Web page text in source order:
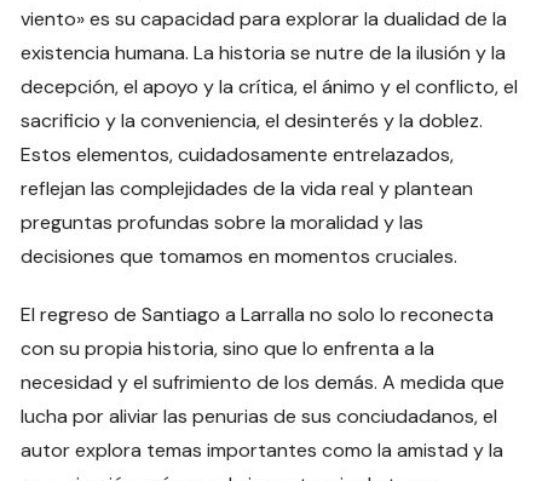
viento» es su capacidad para explorar la dualidad de la
existencia humana. La historia se nutre de la ilusión y la
decepción, el apoyo y la crítica, el ánimo y el conflicto, el
sacrificio y la conveniencia, el desinterés y la doblez.
Estos elementos, cuidadosamente entrelazados,
reflejan las complejidades de la vida real y plantean
preguntas profundas sobre la moralidad y las
decisiones que tomamos en momentos cruciales.
El regreso de Santiago a Larralla no solo lo reconecta
con su propia historia, sino que lo enfrenta a la
necesidad y el sufrimiento de los demás. A medida que
lucha por aliviar las penurias de sus conciudadanos, el
autor explora temas importantes como la amistad y la